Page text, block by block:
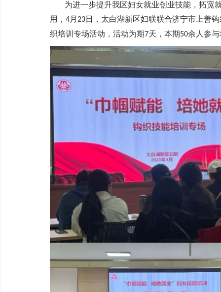
为进一步提升我区妇女就业创业技能，拓宽
用， 4月 23日，太白湖新区妇联联合济宁市上善
织培训专场活动，活动为期7天，本期50余人参